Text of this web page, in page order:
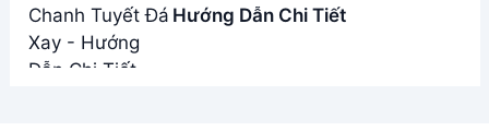
Hướng Dẫn Chi Tiết